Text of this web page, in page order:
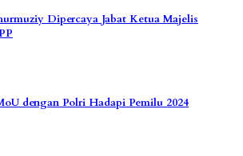
Dipercaya Jabat Ketua Majelis
dengan Polri Hadapi Pemilu 2024